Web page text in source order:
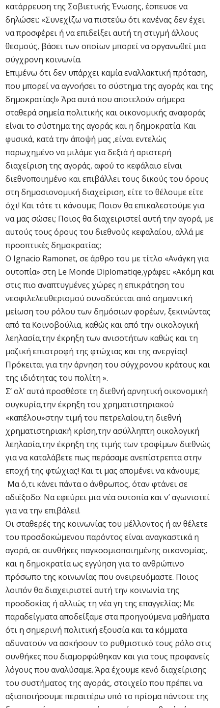
κατάρρευση της Σοβιετικής Ένωσης, έσπευσε να
δηλώσει: «Συνεχίζω να πιστεύω ότι κανένας δεν έχει
να προσφέρει ή να επιδείξει αυτή τη στιγμή άλλους
θεσμούς, βάσει των οποίων μπορεί να οργανωθεί μια
σύγχρονη κοινωνία.
Επιμένω ότι δεν υπάρχει καμία εναλλακτική πρόταση,
που μπορεί να αγνοήσει το σύστημα της αγοράς και της
δημοκρατίας!» Άρα αυτά που αποτελούν σήμερα
σταθερά σημεία πολιτικής και οικονομικής αναφοράς
είναι το σύστημα της αγοράς και η δημοκρατία. Και
φυσικά, κατά την άποψή μας ,είναι εντελώς
παρωχημένο να μιλάμε για δεξιά ή αριστερή
διαχείριση της αγοράς, αφού το κεφάλαιο είναι
διεθνοποιημένο και επιβάλλει τους δικούς του όρους
στη δημοσιονομική διαχείριση, είτε το θέλουμε είτε
όχι! Και τότε τι κάνουμε; Ποιον θα επικαλεστούμε για
να μας σώσει; Ποιος θα διαχειριστεί αυτή την αγορά, με
αυτούς τους όρους του διεθνούς κεφαλαίου, αλλά με
προοπτικές δημοκρατίας;
Ο Ignacio Ramonet, σε άρθρο του με τίτλο «Ανάγκη για
ουτοπία» στη Le Monde Diplomatiqe,γράφει: «Ακόμη και
στις πιο αναπτυγμένες χώρες η επικράτηση του
νεοφιλελευθερισμού συνοδεύεται από σημαντική
μείωση του ρόλου των δημόσιων φορέων, ξεκινώντας
από τα Κοινοβούλια, καθώς και από την οικολογική
λεηλασία,την έκρηξη των ανισοτήτων καθώς και τη
μαζική επιστροφή της φτώχιας και της ανεργίας!
Πρόκειται για την άρνηση του σύγχρονου κράτους και
της ιδιότητας του πολίτη ».
Σ’ ολ’ αυτά προσθέστε τη διεθνή αρνητική οικονομική
συγκυρία,την έκρηξη του χρηματιστηριακού
«καπέλου»στην τιμή του πετρελαίου,τη διεθνή
χρηματιστηριακή κρίση,την ασύλληπτη οικολογική
λεηλασία,την έκρηξη της τιμής των τροφίμων διεθνώς
για να καταλάβετε πως περάσαμε ανεπίστρεπτα στην
εποχή της φτώχιας! Και τι μας απομένει να κάνουμε;
Μα ό,τι κάνει πάντα ο άνθρωπος, όταν φτάνει σε
αδιέξοδο: Να εφεύρει μια νέα ουτοπία και ν’ αγωνιστεί
για να την επιβάλει!.
Οι σταθερές της κοινωνίας του μέλλοντος ή αν θέλετε
του προσδοκώμενου παρόντος είναι αναγκαστικά η
αγορά, σε συνθήκες παγκοσμιοποιημένης οικονομίας,
και η δημοκρατία ως εγγύηση για το ανθρώπινο
πρόσωπο της κοινωνίας που ονειρευόμαστε. Ποιος
λοιπόν θα διαχειριστεί αυτή την κοινωνία της
προσδοκίας ή αλλιώς τη νέα γη της επαγγελίας; Με
παραδείγματα αποδείξαμε στα προηγούμενα μαθήματα
ότι η σημερινή πολιτική εξουσία και τα κόμματα
αδυνατούν να ασκήσουν το ρυθμιστικό τους ρόλο στις
συνθήκες που διαμορφώθηκαν και για τους προφανείς
λόγους που αναλύσαμε. Άρα έχουμε κενό διαχείρισης
του συστήματος της αγοράς, στοιχείο που πρέπει να
αξιοποιήσουμε περαιτέρω υπό το πρίσμα πάντοτε της